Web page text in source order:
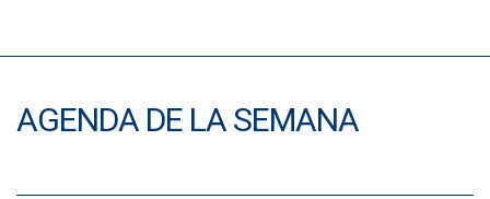
AGENDA DE LA SEMANA
Denuncia de Corrupción y Sobornos